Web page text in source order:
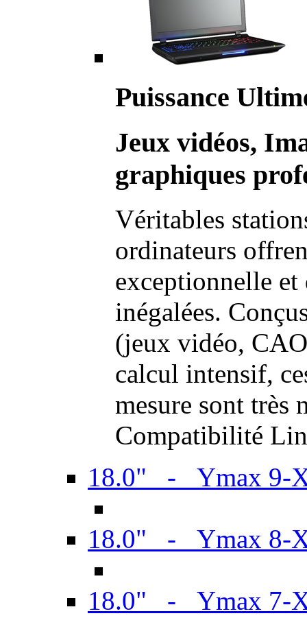
Puissance
Jeux vidéos,
graphiques
Véritables
ordinateurs
exceptionnelle et
inégalées.
(jeux vidéo,
calcul intensif,
mesure sont très
Compatibilité
18.0" - Ymax 9-
18.0" - Ymax 8-
18.0" - Ymax 7-